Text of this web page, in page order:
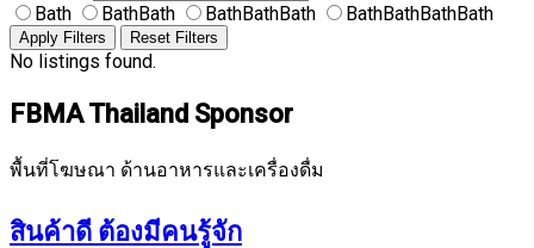
Bath
BathBath BathBathBath BathBathBathBath
Apply Filters Reset Filters
No listings found.
FBMA Thailand Sponsor
พื้นที่โฆษณา ด้านอาหารและเครื่องดื่ม
สินค้าดี ต้องมีคนรู้จัก